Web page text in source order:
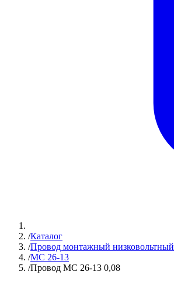
/Каталог
/Провод монтажный низковольтный
/МС 26-13
/Провод МС 26-13 0,08